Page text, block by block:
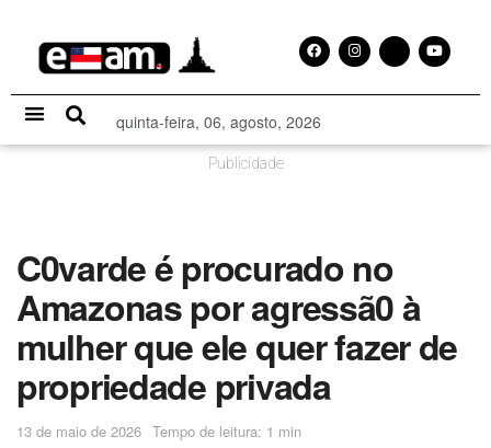
quinta-feira, 06, agosto, 2026
Publicidade
C0varde é procurado no
Amazonas por agressã0 à
mulher que ele quer fazer de
propriedade privada
13 de maio de 2026 Tempo de leitura: 1 min